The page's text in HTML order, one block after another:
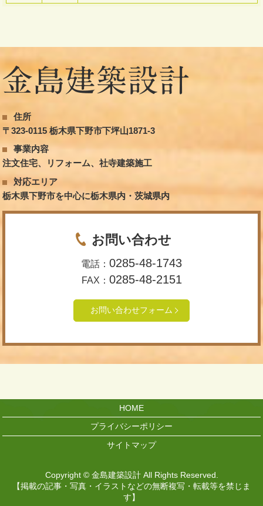
住所
〒323-0115 栃木県下野市下坪山1871-3
事業内容
注文住宅、リフォーム、社寺建築施工
対応エリア
栃木県下野市を中心に栃木県内・茨城県内
お問い合わせ
電話： 0285-48-1743
FAX： 0285-48-2151
お問い合わせフォーム
HOME
プライバシーポリシー
サイトマップ
Copyright © 金島建築設計 All Rights Reserved.
【掲載の記事・写真・イラストなどの無断複写・転載等を禁じま
す】